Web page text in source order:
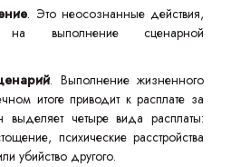
. Это неосознанные действия,
на выполнение сценарной
. Выполнение жизненного
итоге приводит к расплате за
выделяет четыре вида расплаты:
психические расстройства
убийство другого.